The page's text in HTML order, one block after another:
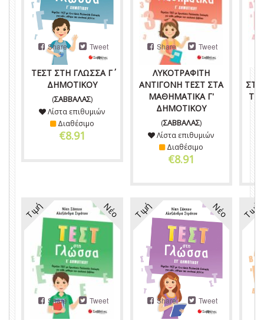
ΤΕΣΤ ΣΤΗ ΓΛΩΣΣΑ Γ΄
ΔΗΜΟΤΙΚΟΥ
(ΣΑΒΒΑΛΑΣ)
Share Tweet
Λίστα επιθυμιών
Διαθέσιμο
€8.91
ΛΥΚΟΤΡΑΦΙΤΗ
ΑΝΤΙΓΟΝΗ ΤΕΣΤ ΣΤΑ
ΜΑΘΗΜΑΤΙΚΑ Γ'
ΔΗΜΟΤΙΚΟΥ
(ΣΑΒΒΑΛΑΣ)
Share Tweet
Λίστα επιθυμιών
Διαθέσιμο
€8.91
Τιμή Νέο
Share Tweet
Τιμή Νέο
Share Tweet
Τιμή